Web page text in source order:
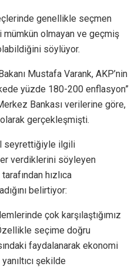
genellikle seçmen
mümkün olmayan ve geçmiş
söylüyor.
Mustafa Varank, AKP’nin
yüzde 180-200 enflasyon”
Bankası verilerine göre,
olarak gerçekleşmişti.
seyrettiğiyle ilgili
verdiklerini söyleyen
hızlıca
belirtiyor:
çok karşılaştığımız
seçime doğru
faydalanarak ekonomi
şekilde